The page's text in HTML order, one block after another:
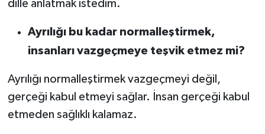
dille anlatmak istedim.
Ayrılığı bu kadar normalleştirmek,
insanları vazgeçmeye teşvik etmez mi?
Ayrılığı normalleştirmek vazgeçmeyi değil,
gerçeği kabul etmeyi sağlar. İnsan gerçeği kabul
etmeden sağlıklı kalamaz.